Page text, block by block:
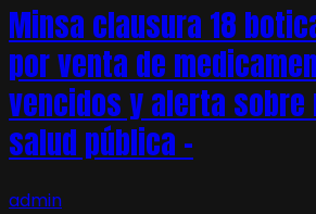
Minsa clausura 18
por venta de
vencidos y alerta
salud pública –
admin